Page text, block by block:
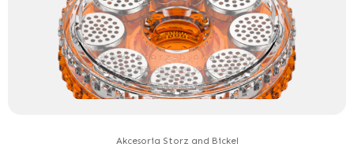
Akcesoria Storz and Bickel